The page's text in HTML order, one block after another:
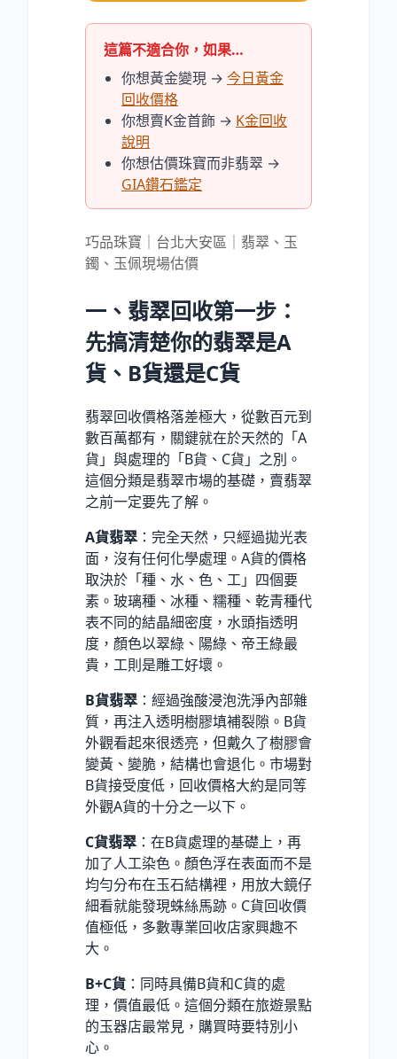
這篇不適合你，如果…
你想黃金變現 → 今日黃金
回收價格
你想賣K金首飾 → K金回收
說明
你想估價珠寶而非翡翠 →
GIA鑽石鑑定
巧品珠寶｜台北大安區｜翡翠、玉
鐲、玉佩現場估價
一、翡翠回收第一步：
先搞清楚你的翡翠是A
貨、B貨還是C貨
翡翠回收價格落差極大，從數百元到
數百萬都有，關鍵就在於天然的「A
貨」與處理的「B貨、C貨」之別。
這個分類是翡翠市場的基礎，賣翡翠
之前一定要先了解。
A貨翡翠 ：完全天然，只經過拋光表
面，沒有任何化學處理。A貨的價格
取決於「種、水、色、工」四個要
素。玻璃種、冰種、糯種、乾青種代
表不同的結晶細密度，水頭指透明
度，顏色以翠綠、陽綠、帝王綠最
貴，工則是雕工好壞。
B貨翡翠 ：經過強酸浸泡洗淨內部雜
質，再注入透明樹膠填補裂隙。B貨
外觀看起來很透亮，但戴久了樹膠會
變黃、變脆，結構也會退化。市場對
B貨接受度低，回收價格大約是同等
外觀A貨的十分之一以下。
C貨翡翠 ：在B貨處理的基礎上，再
加了人工染色。顏色浮在表面而不是
均勻分布在玉石結構裡，用放大鏡仔
細看就能發現蛛絲馬跡。C貨回收價
值極低，多數專業回收店家興趣不
大。
B+C貨 ：同時具備B貨和C貨的處
理，價值最低。這個分類在旅遊景點
的玉器店最常見，購買時要特別小
心。